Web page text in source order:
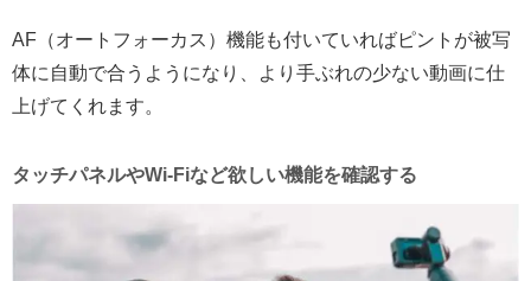
AF（オートフォーカス）機能も付いていればピントが被写
体に自動で合うようになり、より手ぶれの少ない動画に仕
上げてくれます。
タッチパネルやWi-Fiなど欲しい機能を確認する